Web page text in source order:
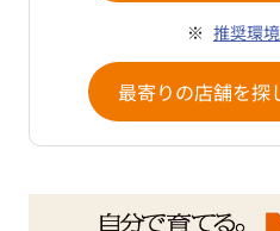
推奨環
最寄りの店舗を探